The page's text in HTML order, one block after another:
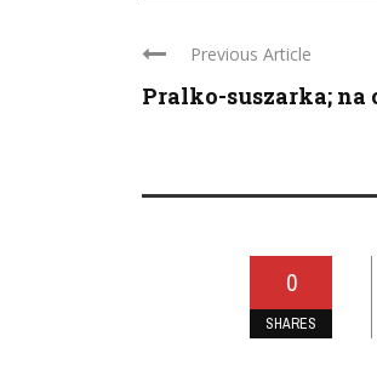
Previous Article
Pralko-suszarka; na
0
SHARES